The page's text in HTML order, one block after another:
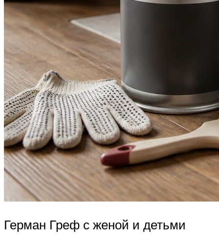
Герман Греф с женой и детьми